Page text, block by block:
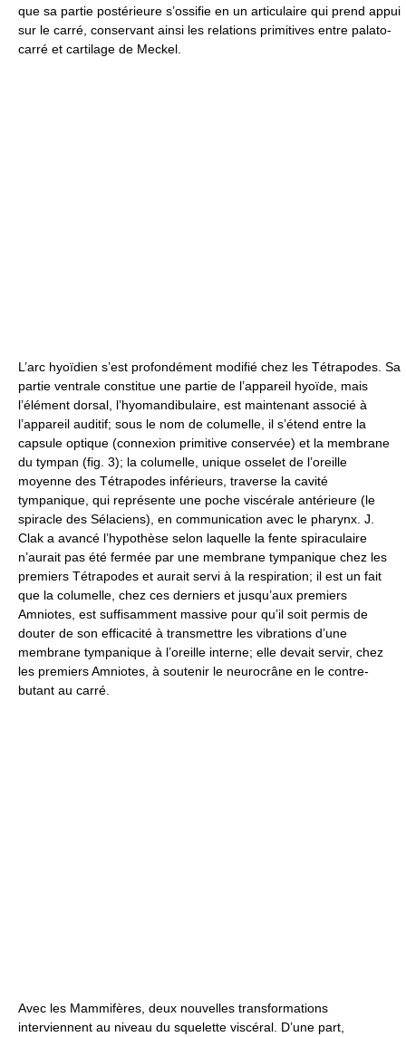
que sa partie postérieure s’ossifie en un articulaire qui prend appui
sur le carré, conservant ainsi les relations primitives entre palato-
carré et cartilage de Meckel.
L’arc hyoïdien s’est profondément modifié chez les Tétrapodes. Sa
partie ventrale constitue une partie de l’appareil hyoïde, mais
l’élément dorsal, l’hyomandibulaire, est maintenant associé à
l’appareil auditif; sous le nom de columelle, il s’étend entre la
capsule optique (connexion primitive conservée) et la membrane
du tympan (fig. 3); la columelle, unique osselet de l’oreille
moyenne des Tétrapodes inférieurs, traverse la cavité
tympanique, qui représente une poche viscérale antérieure (le
spiracle des Sélaciens), en communication avec le pharynx. J.
Clak a avancé l’hypothèse selon laquelle la fente spiraculaire
n’aurait pas été fermée par une membrane tympanique chez les
premiers Tétrapodes et aurait servi à la respiration; il est un fait
que la columelle, chez ces derniers et jusqu’aux premiers
Amniotes, est suffisamment massive pour qu’il soit permis de
douter de son efficacité à transmettre les vibrations d’une
membrane tympanique à l’oreille interne; elle devait servir, chez
les premiers Amniotes, à soutenir le neurocrâne en le contre-
butant au carré.
Avec les Mammifères, deux nouvelles transformations
interviennent au niveau du squelette viscéral. D’une part,